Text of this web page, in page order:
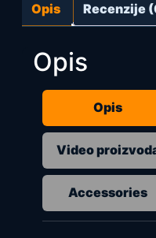
Opis Recenzije
Opis
Opis
Video
Accessories